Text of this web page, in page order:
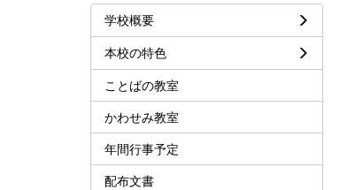
学校概要
本校の特色
ことばの教室
かわせみ教室
年間行事予定
配布文書